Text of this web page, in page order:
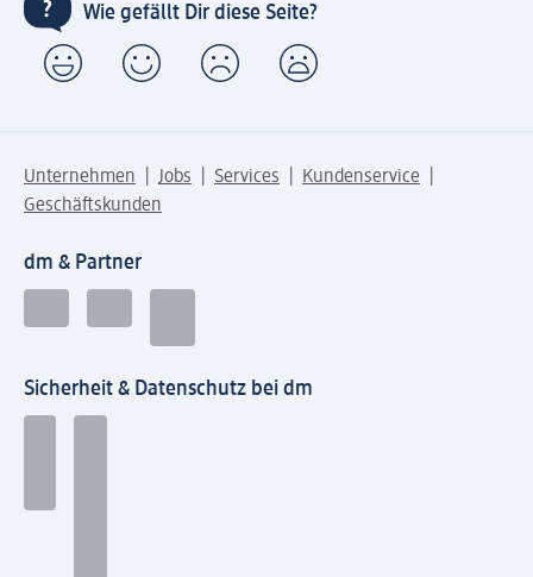
Wie gefällt Dir diese Seite?
Unternehmen Jobs Services
Kundenservice
Geschäftskunden
dm & Partner
Sicherheit & Datenschutz bei dm